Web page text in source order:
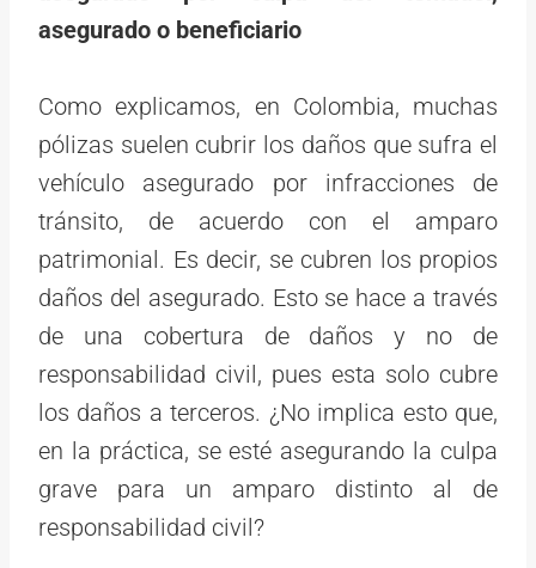
asegurado o beneficiario
Como explicamos, en Colombia, muchas
pólizas suelen cubrir los daños que sufra el
vehículo asegurado por infracciones de
tránsito, de acuerdo con el amparo
patrimonial. Es decir, se cubren los propios
daños del asegurado. Esto se hace a través
de una cobertura de daños y no de
responsabilidad civil, pues esta solo cubre
los daños a terceros. ¿No implica esto que,
en la práctica, se esté asegurando la culpa
grave para un amparo distinto al de
responsabilidad civil?